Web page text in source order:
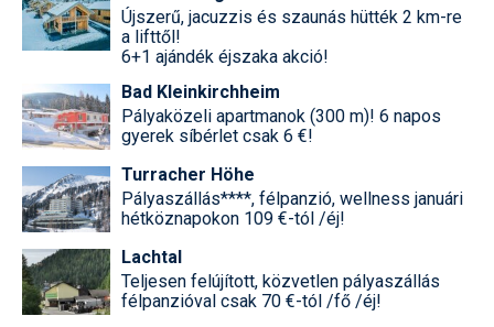
Újszerű, jacuzzis és szaunás hütték 2 km-re
a lifttől!
6+1 ajándék éjszaka akció!
Bad Kleinkirchheim
Pályaközeli apartmanok (300 m)! 6 napos
gyerek síbérlet csak 6 €!
Turracher Höhe
Pályaszállás****, félpanzió, wellness januári
hétköznapokon 109 €-tól /éj!
Lachtal
Teljesen felújított, közvetlen pályaszállás
félpanzióval csak 70 €-tól /fő /éj!